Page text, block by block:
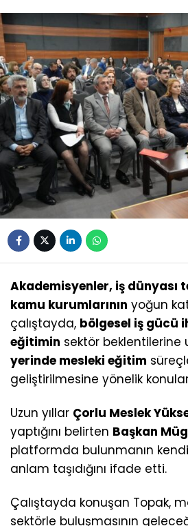
Akademisyenler, iş dünyası
kamu kurumlarının yoğun
çalıştayda, bölgesel iş gücü
eğitimin sektör beklentilerine
yerinde mesleki eğitim
geliştirilmesine yönelik konular
Uzun yıllar Çorlu Meslek
yaptığını belirten Başkan
platformda bulunmanın
anlam taşıdığını ifade etti.
Çalıştayda konuşan Topak,
sektörle buluşmasının